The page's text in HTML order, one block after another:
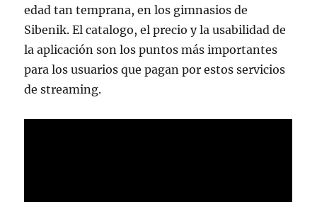
edad tan temprana, en los gimnasios de
Sibenik. El catalogo, el precio y la usabilidad de
la aplicación son los puntos más importantes
para los usuarios que pagan por estos servicios
de streaming.